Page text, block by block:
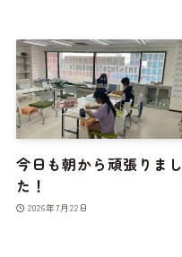
今日も朝から頑張りまし
た！
2026年7月22日